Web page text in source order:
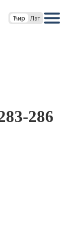
Ћир Лат
286